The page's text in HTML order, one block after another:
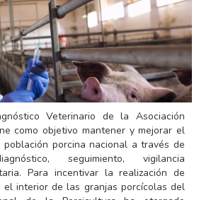
Veterinario de la Asociación
como objetivo mantener y mejorar el
porcina nacional a través de
seguimiento, vigilancia
Para incentivar la realización de
el interior de las granjas porcícolas del